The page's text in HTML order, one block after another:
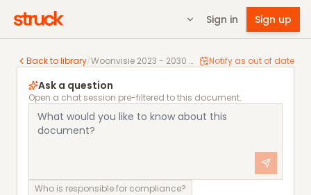
Sign in Sign up
Back to library/ Woonvisie 2023 - 2030 Gemeente Stichtse Vecht Notify as out of date
Woonvisie 2023 - 2030 Gemeente Stichtse Vecht
Ask a question
Open a chat session pre-filtered to this document.
Who is responsible for compliance?